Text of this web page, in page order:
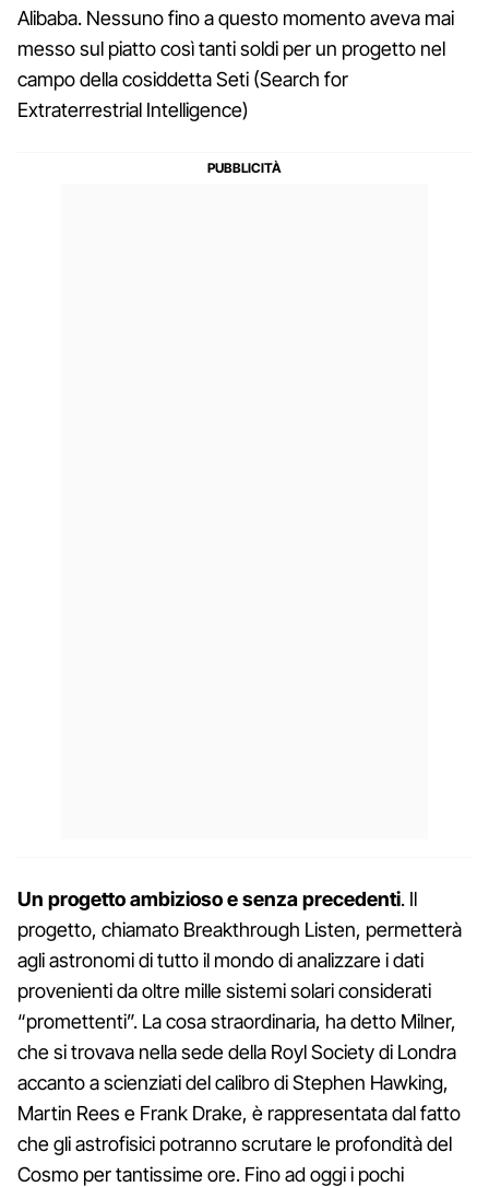
Alibaba. Nessuno fino a questo momento aveva mai
messo sul piatto così tanti soldi per un progetto nel
campo della cosiddetta Seti (Search for
Extraterrestrial Intelligence)
Un progetto ambizioso e senza precedenti. Il
progetto, chiamato Breakthrough Listen, permetterà
agli astronomi di tutto il mondo di analizzare i dati
provenienti da oltre mille sistemi solari considerati
“promettenti”. La cosa straordinaria, ha detto Milner,
che si trovava nella sede della Royl Society di Londra
accanto a scienziati del calibro di Stephen Hawking,
Martin Rees e Frank Drake, è rappresentata dal fatto
che gli astrofisici potranno scrutare le profondità del
Cosmo per tantissime ore. Fino ad oggi i pochi